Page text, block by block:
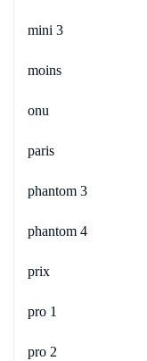
mini 3
moins
onu
paris
phantom 3
phantom 4
prix
pro 1
pro 2